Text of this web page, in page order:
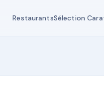
RestaurantsSélection